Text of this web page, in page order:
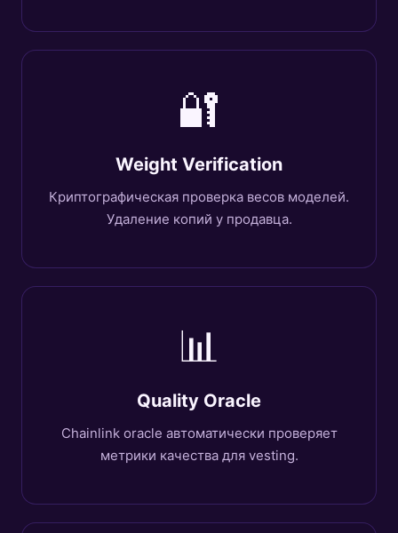
🔐
Weight Verification
Криптографическая проверка весов моделей.
Удаление копий у продавца.
📊
Quality Oracle
Chainlink oracle автоматически проверяет
метрики качества для vesting.